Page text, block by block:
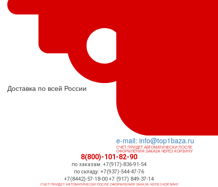
Доставка по всей России
e-mail: info@top1baza.ru
СЧЕТ ПРИДЕТ АВТОМАТИЧЕСКИ ПОСЛЕ
ОФОРМЛЕНИЯ ЗАКАЗА ЧЕРЕЗ КОРЗИНУ
8(800)-101-82-90
по заказам: +7(917)-836-91-54
по складу: +7(937)-544-47-76
+7(8442)-57-18-00 +7 (917) 849-37-14
СЧЕТ ПРИДЕТ АВТОМАТИЧЕСКИ ПОСЛЕ ОФОРМЛЕНИЯ ЗАКАЗА ЧЕРЕЗ КОРЗИНУ